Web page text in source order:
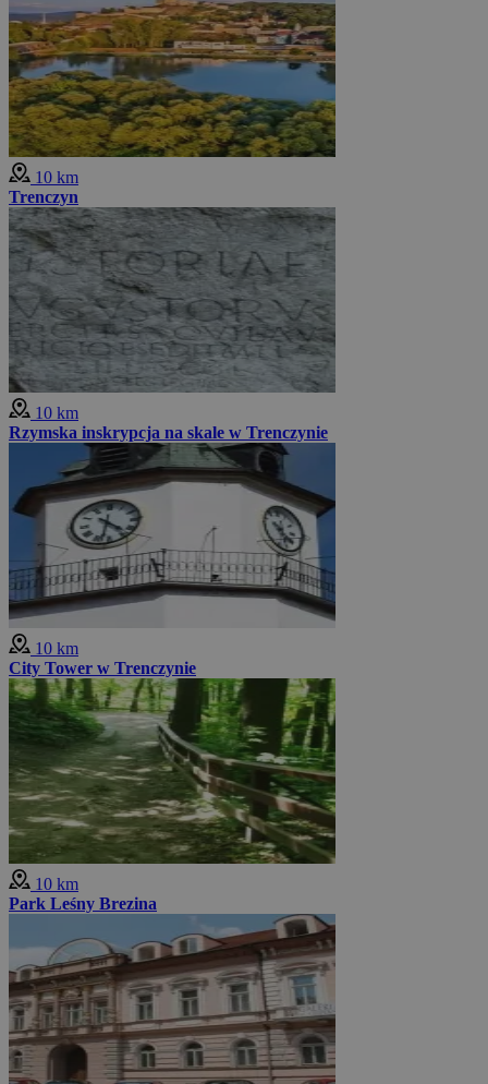
10 km
Trenczyn
10 km
Rzymska inskrypcja na skale w Trenczynie
10 km
City Tower w Trenczynie
10 km
Park Leśny Brezina